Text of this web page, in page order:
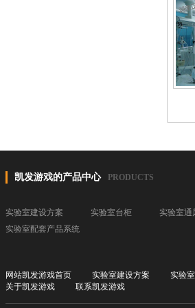
凯发游戏的产品中心 PRODUCTS
实验室建设方案 实验室台柜
实验室通
实验室配套产品系统
网站凯发游戏首页 实验室建设方案
实验
关于凯发游戏
联系凯发游戏